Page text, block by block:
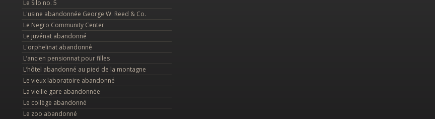
Le Silo no. 5
L'usine abandonnée George W. Reed & Co.
Le Negro Community Center
Le juvénat abandonné
L'orphelinat abandonné
L’ancien pensionnat pour filles
L’hôtel abandonné au pied de la montagne
Le vieux laboratoire abandonné
La vieille gare abandonnée
Le collège abandonné
Le zoo abandonné